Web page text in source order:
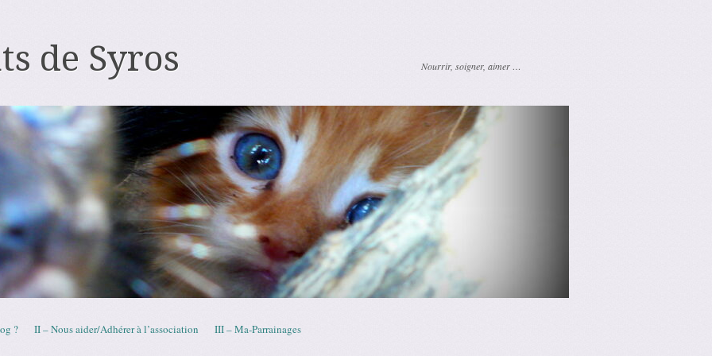
de Syros Nourrir, soigner, aimer …
? II – Nous aider/Adhérer à l’association III – Ma-Parrainages